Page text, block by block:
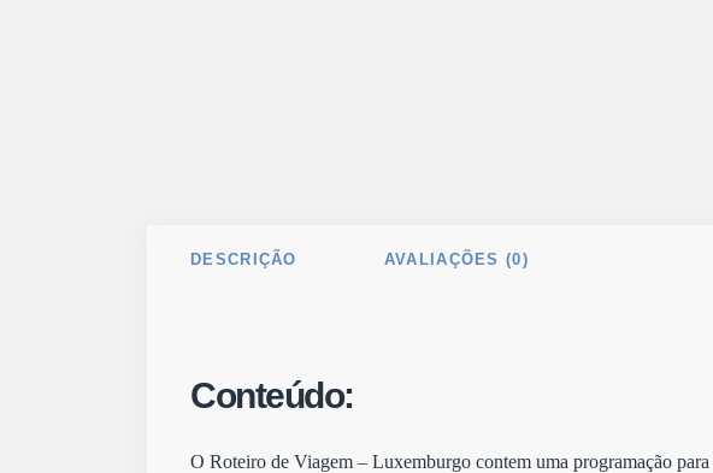
DESCRIÇÃO AVALIAÇÕES (0)
Conteúdo:
O Roteiro de Viagem – Luxemburgo contem uma programação para